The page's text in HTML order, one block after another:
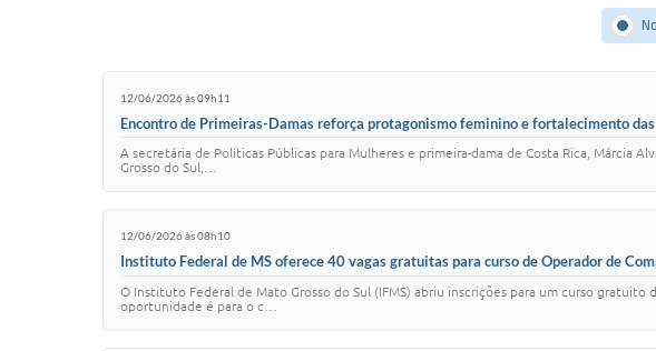
12/06/2026 às 09h11
Encontro de Primeiras-Damas reforça protagonismo feminino e fortalecimento
A secretária de Políticas Públicas para Mulheres e primeira-dama de Costa Rica, Márcia
Grosso do Sul,…
12/06/2026 às 08h10
Instituto Federal de MS oferece 40 vagas gratuitas para curso de Operador de
O Instituto Federal de Mato Grosso do Sul (IFMS) abriu inscrições para um curso gratuito
oportunidade é para o c…